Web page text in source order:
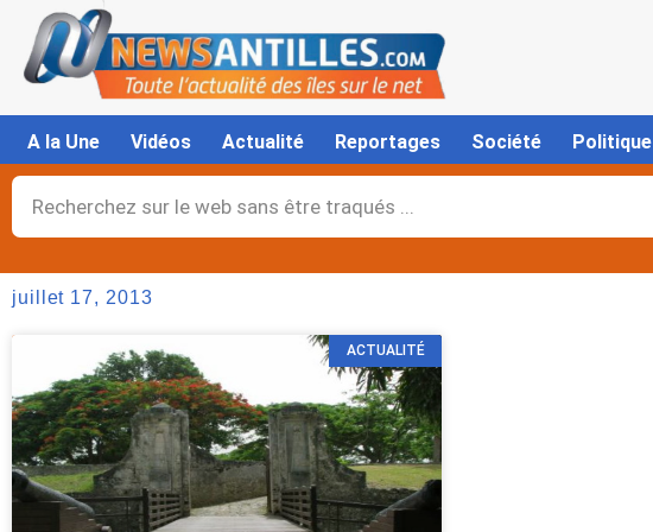
contenu
A la Une Vidéos Actualité Reportages Société Politique
Rechercher
juillet 17, 2013
ACTUALITÉ